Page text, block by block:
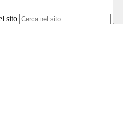
sito